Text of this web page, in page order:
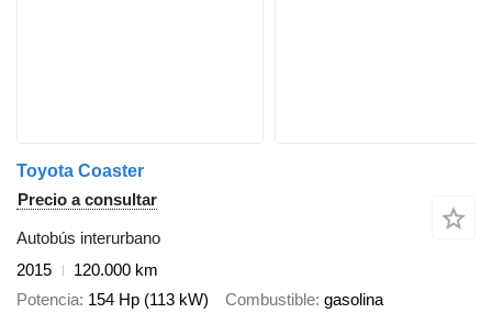
Toyota Coaster
Precio a consultar
Autobús interurbano
2015
120.000 km
Potencia 154 Hp (113 kW) Combustible gasolina